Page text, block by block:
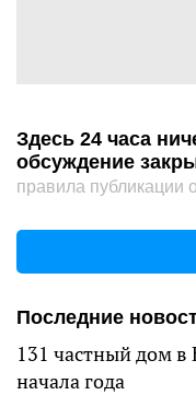
Здесь 24 часа
обсуждение
правила публикации
Последние
131 частный дом в
начала года